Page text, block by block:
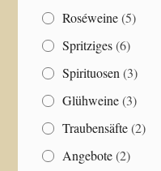
Roséweine (5)
Spritziges (6)
Spirituosen (3)
Glühweine (3)
Traubensäfte (2)
Angebote (2)